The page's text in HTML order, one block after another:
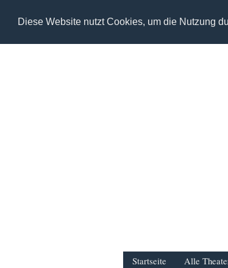
Diese Website nutzt Cookies, um die Nutzung
Startseite Alle